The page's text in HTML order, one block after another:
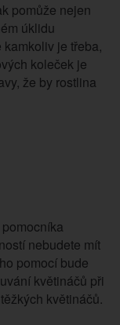
pomůže nejen
úklidu
je třeba,
koleček je
že by rostlina
nebudete mít
pomocí bude
květináčů při
květináčů.